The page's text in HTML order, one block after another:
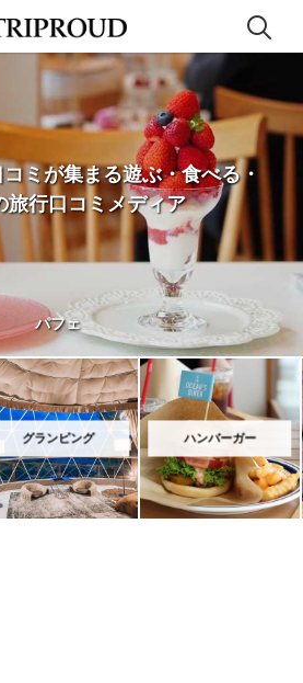
ミが集まる遊ぶ・食べる・
旅行口コミメディア
パフェ
グランピング ハンバーガー